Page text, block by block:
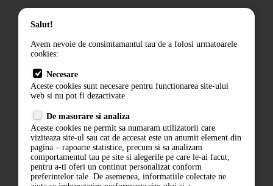
Returnarea produselor
Termeni si conditii
Politica de confidentialitate
ANPC
Salut!
Avem nevoie de consimtamantul tau de a folosi urmatoarele
cookies:
Necesare
Aceste cookies sunt necesare pentru functionarea site-ului
web si nu pot fi dezactivate
De masurare si analiza
Aceste cookies ne permit sa numaram utilizatorii care
viziteaza site-ul sau cat de accesat este un anumit element din
pagina – rapoarte statistice, precum si sa analizam
comportamentul tau pe site si alegerile pe care le-ai facut,
pentru a-ti oferi un continut personalizat conform
preferintelor tale. De asemenea, informatiile colectate ne